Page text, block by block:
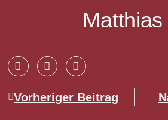
Vorheriger Beitrag